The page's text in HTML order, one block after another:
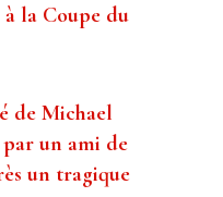
la Coupe du
de Michael
un ami de
un tragique